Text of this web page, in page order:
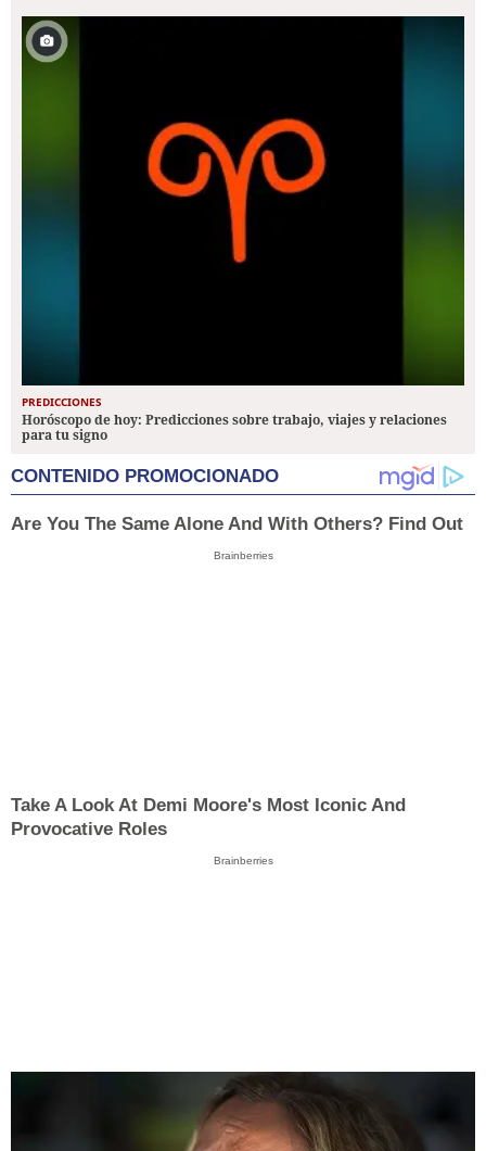
PREDICCIONES
Horóscopo de hoy: Predicciones sobre trabajo, viajes y relaciones
para tu signo
CONTENIDO PROMOCIONADO
Are You The Same Alone And With Others? Find Out
Brainberries
Take A Look At Demi Moore's Most Iconic And
Provocative Roles
Brainberries